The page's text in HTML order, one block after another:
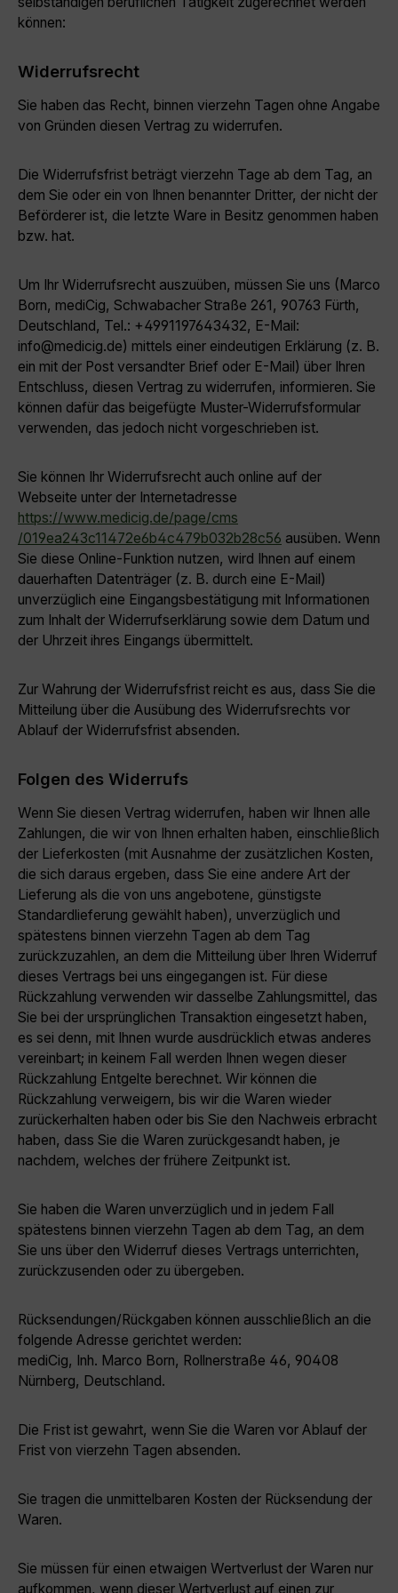
können:
Widerrufsrecht
Sie haben das Recht, binnen vierzehn Tagen ohne Angabe
von Gründen diesen Vertrag zu widerrufen.
Die Widerrufsfrist beträgt vierzehn Tage ab dem Tag, an
dem Sie oder ein von Ihnen benannter Dritter, der nicht der
Beförderer ist, die letzte Ware in Besitz genommen haben
bzw. hat.
Um Ihr Widerrufsrecht auszuüben, müssen Sie uns (Marco
Born, mediCig, Schwabacher Straße 261, 90763 Fürth,
Deutschland, Tel.: +4991197643432, E-Mail:
info@medicig.de) mittels einer eindeutigen Erklärung (z. B.
ein mit der Post versandter Brief oder E-Mail) über Ihren
Entschluss, diesen Vertrag zu widerrufen, informieren. Sie
können dafür das beigefügte Muster-Widerrufsformular
verwenden, das jedoch nicht vorgeschrieben ist.
Sie können Ihr Widerrufsrecht auch online auf der
Webseite unter der Internetadresse
https://www.medicig.de/page/cms
/019ea243c11472e6b4c479b032b28c56 ausüben. Wenn
Sie diese Online-Funktion nutzen, wird Ihnen auf einem
dauerhaften Datenträger (z. B. durch eine E-Mail)
unverzüglich eine Eingangsbestätigung mit Informationen
zum Inhalt der Widerrufserklärung sowie dem Datum und
der Uhrzeit ihres Eingangs übermittelt.
Zur Wahrung der Widerrufsfrist reicht es aus, dass Sie die
Mitteilung über die Ausübung des Widerrufsrechts vor
Ablauf der Widerrufsfrist absenden.
Folgen des Widerrufs
Wenn Sie diesen Vertrag widerrufen, haben wir Ihnen alle
Zahlungen, die wir von Ihnen erhalten haben, einschließlich
der Lieferkosten (mit Ausnahme der zusätzlichen Kosten,
die sich daraus ergeben, dass Sie eine andere Art der
Lieferung als die von uns angebotene, günstigste
Standardlieferung gewählt haben), unverzüglich und
spätestens binnen vierzehn Tagen ab dem Tag
zurückzuzahlen, an dem die Mitteilung über Ihren Widerruf
dieses Vertrags bei uns eingegangen ist. Für diese
Rückzahlung verwenden wir dasselbe Zahlungsmittel, das
Sie bei der ursprünglichen Transaktion eingesetzt haben,
es sei denn, mit Ihnen wurde ausdrücklich etwas anderes
vereinbart; in keinem Fall werden Ihnen wegen dieser
Rückzahlung Entgelte berechnet. Wir können die
Rückzahlung verweigern, bis wir die Waren wieder
zurückerhalten haben oder bis Sie den Nachweis erbracht
haben, dass Sie die Waren zurückgesandt haben, je
nachdem, welches der frühere Zeitpunkt ist.
Sie haben die Waren unverzüglich und in jedem Fall
spätestens binnen vierzehn Tagen ab dem Tag, an dem
Sie uns über den Widerruf dieses Vertrags unterrichten,
zurückzusenden oder zu übergeben.
Rücksendungen/Rückgaben können ausschließlich an die
folgende Adresse gerichtet werden:
mediCig, Inh. Marco Born, Rollnerstraße 46, 90408
Nürnberg, Deutschland.
Die Frist ist gewahrt, wenn Sie die Waren vor Ablauf der
Frist von vierzehn Tagen absenden.
Sie tragen die unmittelbaren Kosten der Rücksendung der
Waren.
Sie müssen für einen etwaigen Wertverlust der Waren nur
aufkommen, wenn dieser Wertverlust auf einen zur